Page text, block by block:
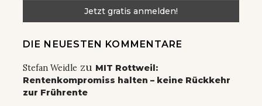
DIE NEUESTEN KOMMENTARE
Stefan Weidle zu MIT Rottweil:
Rentenkompromiss halten – keine Rückkehr
zur Frührente